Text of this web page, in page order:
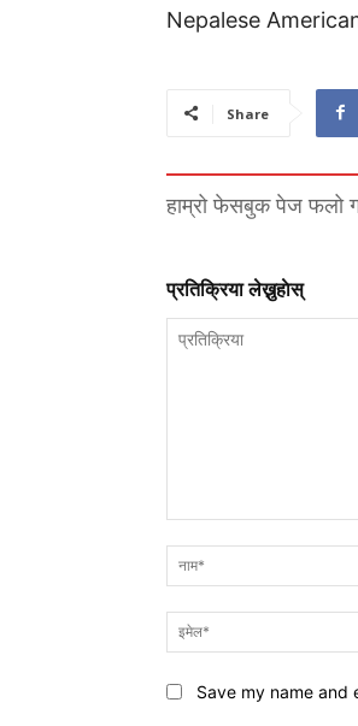
Nepalese
Share
हाम्रो फेसबुक पेज फलो
प्रतिक्रिया लेख्नुहाेस्
Save my name and